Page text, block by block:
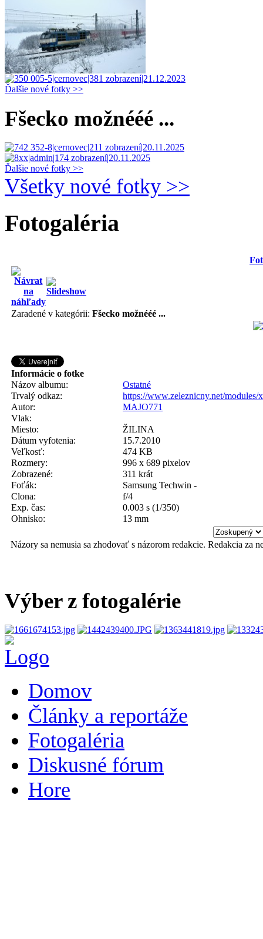
Ďalšie nové fotky >>
Fšecko možnééé ...
Ďalšie nové fotky >>
Všetky nové fotky >>
Fotogaléria
Zaradené v kategórii: Fšecko možnééé ...
Informácie o fotke
Názov albumu:
Ostatné
Trvalý odkaz:
https://www.zeleznicny.net/
Autor:
MAJO771
Vlak:
Miesto:
ŽILINA
Dátum vyfotenia:
15.7.2010
Veľkosť:
474 KB
Rozmery:
996 x 689 pixelov
Zobrazené:
311 krát
Foťák:
Samsung Techwin -
Clona:
f/4
Exp. čas:
0.003 s (1/350)
Ohnisko:
13 mm
Názory sa nemusia sa zhodovať s názorom redakcie. Redakcia za
Výber z fotogalérie
Domov
Články a reportáže
Fotogaléria
Diskusné fórum
Hore